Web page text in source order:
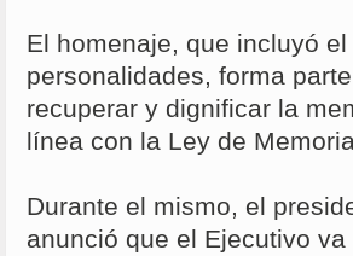
El homenaje, que incluyó
personalidades, forma
recuperar y dignificar la
línea con la Ley de
Durante el mismo, el
anunció que el Ejecutivo